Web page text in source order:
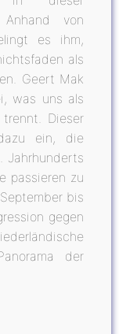
Anhand von
es ihm,
als
Geert Mak
was uns als
Dieser
ein, die
Jahrhunderts
passieren zu
bis
gegen
der